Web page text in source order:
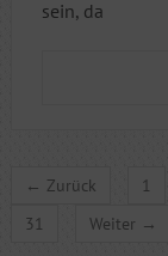
sein, da
← Zurück 1
31
Weiter →